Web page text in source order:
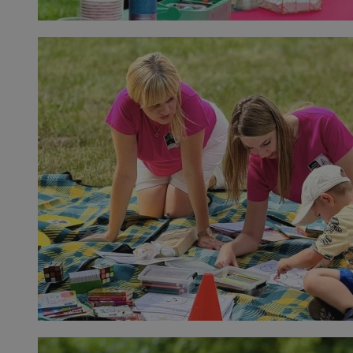
Simplifi Holdings
INGRESSCOOKIE
NGINX Inc.
bh.contextweb.com
CookieScriptConsent
CookieScript
m-ce.pl
1